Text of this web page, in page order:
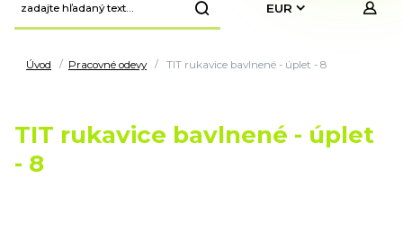
EUR
Úvod Pracovné odevy TIT rukavice bavlnené - úplet - 8
TIT rukavice bavlnené - úplet
- 8